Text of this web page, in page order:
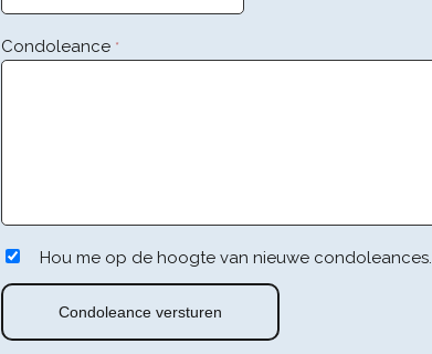
Condoleance *
Hou me op de hoogte van nieuwe condoleances.